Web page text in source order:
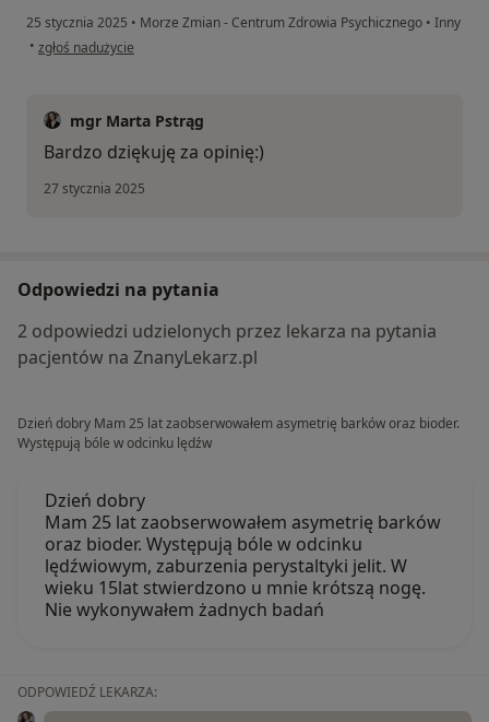
25 stycznia 2025 • Morze Zmian - Centrum Zdrowia Psychicznego • Inny
• w opinii użytkownika Dorota
zgłoś nadużycie
mgr Marta Pstrąg
Bardzo dziękuję za opinię:)
27 stycznia 2025
Odpowiedzi na pytania
2 odpowiedzi udzielonych przez lekarza na pytania
pacjentów na ZnanyLekarz.pl
Dzień dobry Mam 25 lat zaobserwowałem asymetrię barków oraz bioder.
Występują bóle w odcinku lędźw
Dzień dobry
Mam 25 lat zaobserwowałem asymetrię barków
oraz bioder. Występują bóle w odcinku
lędźwiowym, zaburzenia perystaltyki jelit. W
wieku 15lat stwierdzono u mnie krótszą nogę.
Nie wykonywałem żadnych badań
ODPOWIEDŹ LEKARZA: